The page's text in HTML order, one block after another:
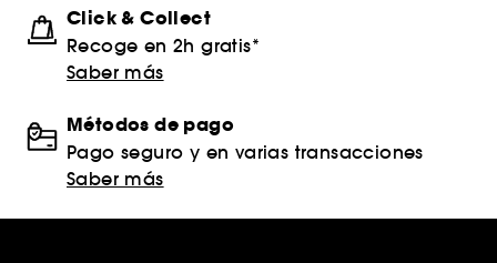
Click & Collect
Recoge en 2h gratis*
Saber más
Métodos de pago
Pago seguro y en varias transacciones
Saber más